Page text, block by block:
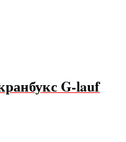
G-lauf